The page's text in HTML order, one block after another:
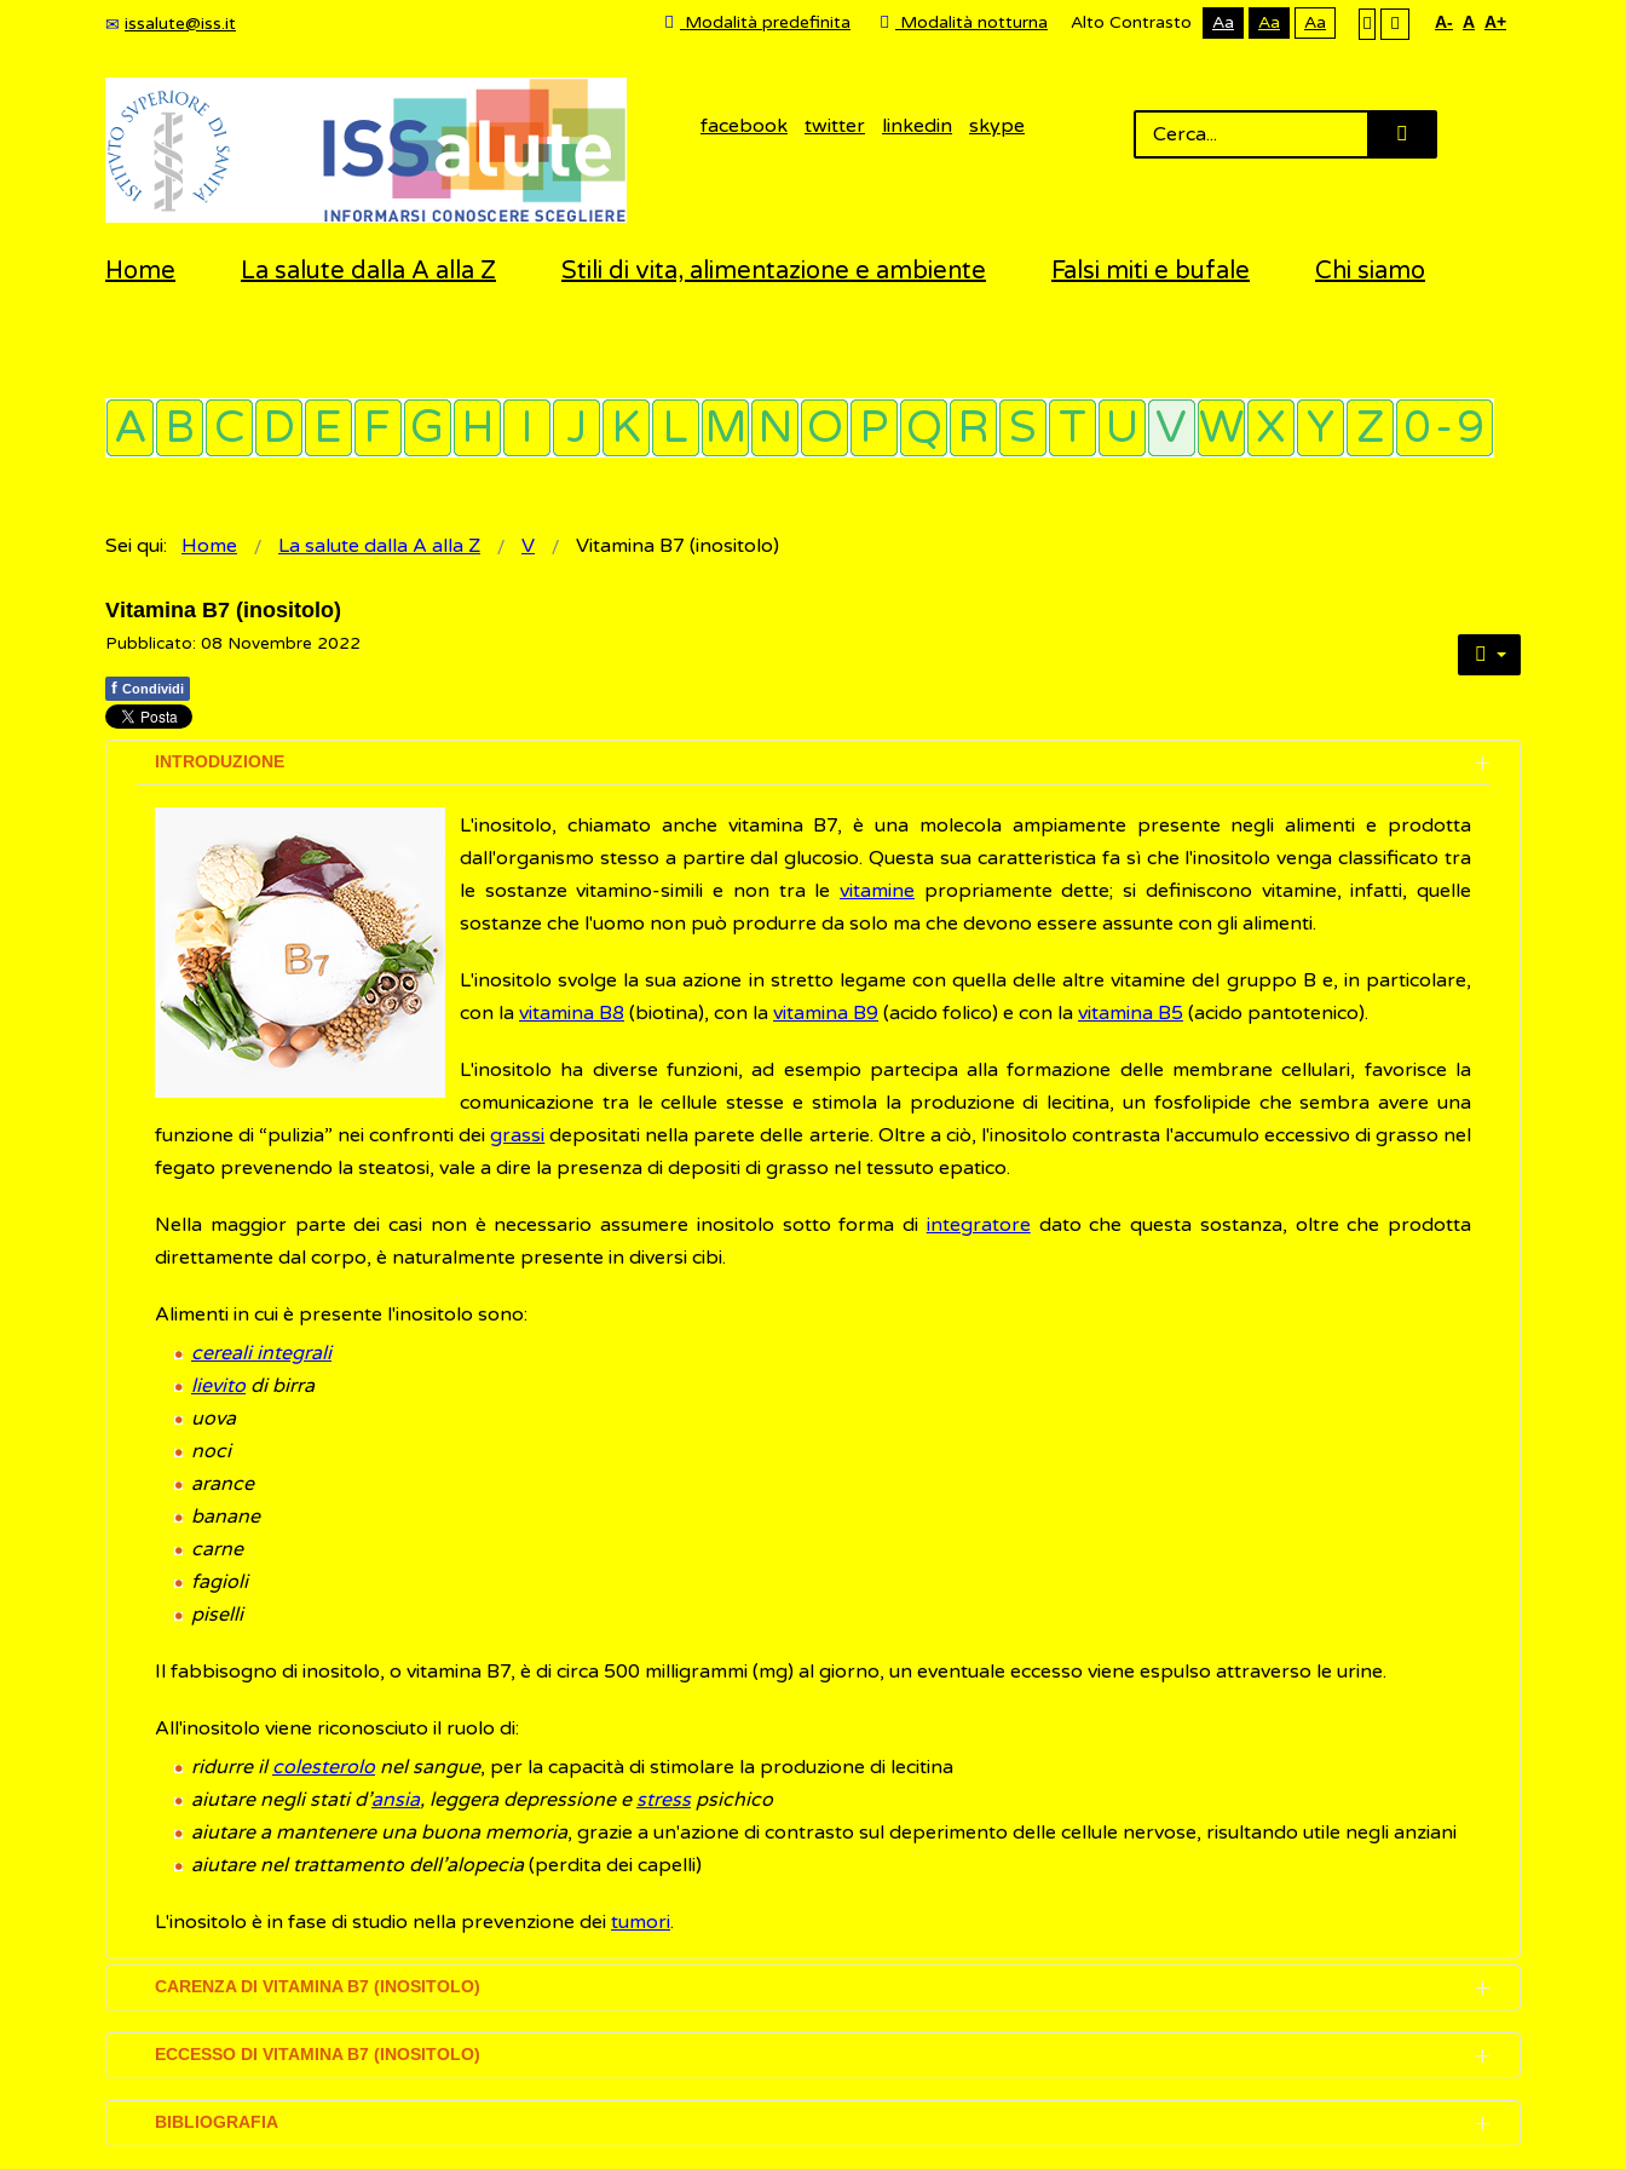
issalute@iss.it Modalità predefinita Modalità notturna Alto Contrasto Aa Aa Aa A- A A+
facebook twitter linkedin skype
Home La salute dalla A alla Z Stili di vita, alimentazione e ambiente Falsi miti e bufale Chi siamo
Sei qui: Home La salute dalla A alla Z V Vitamina B7 (inositolo)
Vitamina B7 (inositolo)
Pubblicato: 08 Novembre 2022
f Condividi
INTRODUZIONE
L'inositolo, chiamato anche vitamina B7, è una molecola ampiamente presente negli alimenti e prodotta
dall'organismo stesso a partire dal glucosio. Questa sua caratteristica fa sì che l'inositolo venga classificato tra
le sostanze vitamino-simili e non tra le vitamine propriamente dette; si definiscono vitamine, infatti, quelle
sostanze che l'uomo non può produrre da solo ma che devono essere assunte con gli alimenti.
L'inositolo svolge la sua azione in stretto legame con quella delle altre vitamine del gruppo B e, in particolare,
con la vitamina B8 (biotina), con la vitamina B9 (acido folico) e con la vitamina B5 (acido pantotenico).
L'inositolo ha diverse funzioni, ad esempio partecipa alla formazione delle membrane cellulari, favorisce la
comunicazione tra le cellule stesse e stimola la produzione di lecitina, un fosfolipide che sembra avere una
funzione di “pulizia” nei confronti deigrassi depositati nella parete delle arterie. Oltre a ciò, l'inositolo contrasta l'accumulo eccessivo di grasso nel
fegato prevenendo la steatosi, vale a dire la presenza di depositi di grasso nel tessuto epatico.
Nella maggior parte dei casi non è necessario assumere inositolo sotto forma di integratore dato che questa sostanza, oltre che prodotta
direttamente dal corpo, è naturalmente presente in diversi cibi.
Alimenti in cui è presente l'inositolo sono:
cereali integrali
lievitodi birra
uova
noci
arance
banane
carne
fagioli
piselli
Il fabbisogno di inositolo, o vitamina B7, è di circa 500 milligrammi (mg) al giorno, un eventuale eccesso viene espulso attraverso le urine.
All'inositolo viene riconosciuto il ruolo di:
ridurre ilcolesterolonel sangue, per la capacità di stimolare la produzione di lecitina
aiutare negli stati d’ansia, leggera depressione e stresspsichico
aiutare a mantenere una buona memoria, grazie a un'azione di contrasto sul deperimento delle cellule nervose, risultando utile negli anziani
aiutare nel trattamento dell’alopecia(perdita dei capelli)
L'inositolo è in fase di studio nella prevenzione dei tumori.
CARENZA DI VITAMINA B7 (INOSITOLO)
Dal momento che l'inositolo, oltre ad essere assunto attraverso una
è piuttosto rara e l'utilità di assumerlo sotto forma diintegratoreè quindi dubbia, soprattutto perché i benefici ipotizzati per l'inositolo non sono
stati ancora sufficientemente provati.
ECCESSO DI VITAMINA B7 (INOSITOLO)
Le quantità di inositolo in eccesso vengono naturalmente espulse attraverso le urine.
BIBLIOGRAFIA